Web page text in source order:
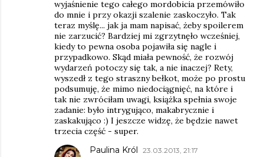
wyjaśnienie tego całego mordobicia przemówiło
do mnie i przy okazji szalenie zaskoczyło. Tak
teraz myślę... jak ja mam napisać, żeby spoilerem
nie zarzucić? Bardziej mi zgrzytnęło wcześniej,
kiedy to pewna osoba pojawiła się nagle i
przypadkowo. Skąd miała pewność, że rozwój
wydarzeń potoczy się tak, a nie inaczej? Rety,
wyszedł z tego straszny bełkot, może po prostu
podsumuję, że mimo niedociągnięć, na które i
tak nie zwróciłam uwagi, książka spełnia swoje
zadanie: było intrygująco, makabrycznie i
zaskakująco :) I jeszcze widzę, że będzie nawet
trzecia część - super.
Paulina Król 23.03.2013, 21:17